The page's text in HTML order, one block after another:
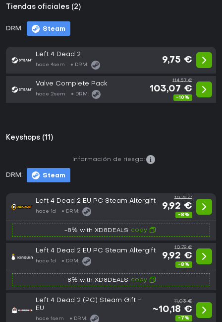
Tiendas oficiales (2)
DRM: Steam
Left 4 Dead 2
hace 4sem DRM:
9,75 €
Valve Complete Pack
hace 2sem DRM:
114,57 €
103,07 €
-10%
Keyshops (11)
DRM: Steam
Información de riesgo:
Left 4 Dead 2 EU PC Steam Altergift
hace 1d DRM:
10,79 €
9,92 €
-8%
-8% with XD8DEALS copy
Left 4 Dead 2 EU PC Steam Altergift
hace 1d DRM:
10,79 €
9,92 €
-8%
-8% with XD8DEALS copy
Left 4 Dead 2 (PC) Steam Gift -
EU
hace 1sem DRM:
11,03 €
~10,18 €
-7%